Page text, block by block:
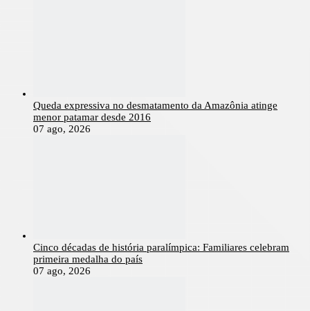
Queda expressiva no desmatamento da Amazônia atinge
menor patamar desde 2016
07 ago, 2026
Cinco décadas de história paralímpica: Familiares celebram
primeira medalha do país
07 ago, 2026